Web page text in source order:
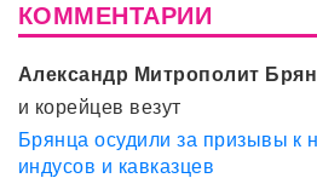
КОММЕНТАРИИ
Александр Митрополит
и корейцев везут
Брянца осудили за призывы к
индусов и кавказцев